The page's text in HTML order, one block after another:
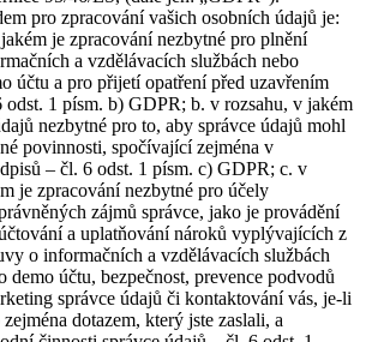
pro zpracování vašich osobních údajů je:
je zpracování nezbytné pro plnění
a vzdělávacích službách nebo
účtu a pro přijetí opatření před uzavřením
1 písm. b) GDPR; b. v rozsahu, v jakém
nezbytné pro to, aby správce údajů mohl
povinnosti, spočívající zejména v
– čl. 6 odst. 1 písm. c) GDPR; c. v
je zpracování nezbytné pro účely
zájmů správce, jako je provádění
a uplatňování nároků vyplývajících z
o informačních a vzdělávacích službách
demo účtu, bezpečnost, prevence podvodů
správce údajů či kontaktování vás, je-li
dotazem, který jste zaslali, a